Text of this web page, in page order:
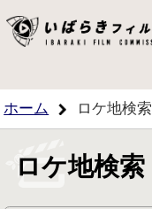
ホーム ロケ地検索
ロケ地検索